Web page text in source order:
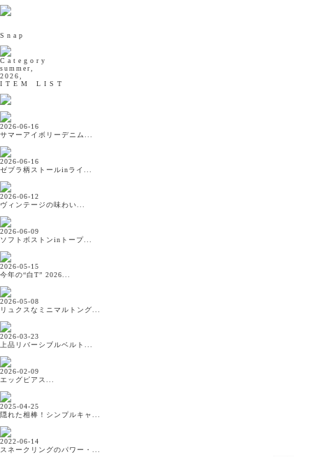
Snap
Category
summer,
2026,
ITEM LIST
2026-06-16
サマーアイボリーデニム...
2026-06-16
ゼブラ柄ストールinライ...
2026-06-12
ヴィンテージの味わい...
2026-06-09
ソフトボストンinトープ...
2026-05-15
今年の“白T” 2026...
2026-05-08
リュクスなミニマルトング...
2026-03-23
上品リバーシブルベルト...
2026-02-09
エッグピアス...
2025-04-25
隠れた相棒！シンプルキャ...
2022-06-14
スネークリングのパワー・...